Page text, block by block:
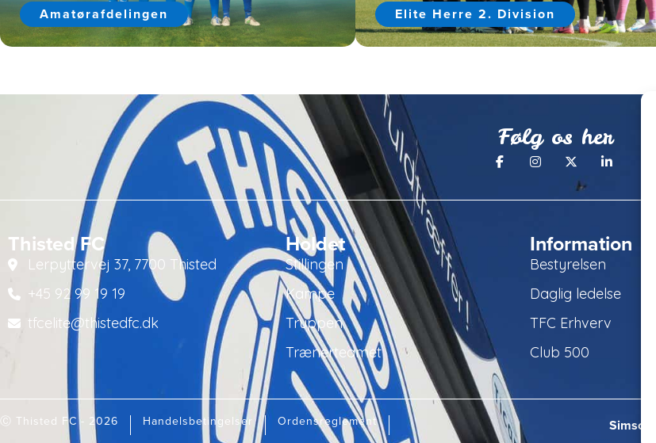
Amatørafdelingen Elite Herre 2. Division
Følg os her
Thisted FC
Lerpyttervej 37, 7700 Thisted
+45 92 99 19 19
tfcelite@thistedfc.dk
Holdet
Stillingen
Kampe
Truppen
Trænerteamet
Information
Bestyrelsen
Daglig ledelse
TFC Erhverv
Club 500
Ⓒ Thisted FC - 2026 Handelsbetingelser Ordensreglement Simsoft